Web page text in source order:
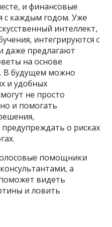
и финансовые
с каждым годом. Уже
интеллект,
интегрируются с
даже предлагают
на основе
В будущем можно
и удобных
не просто
и помогать
о рисках
помощники
а
видеть
и ловить